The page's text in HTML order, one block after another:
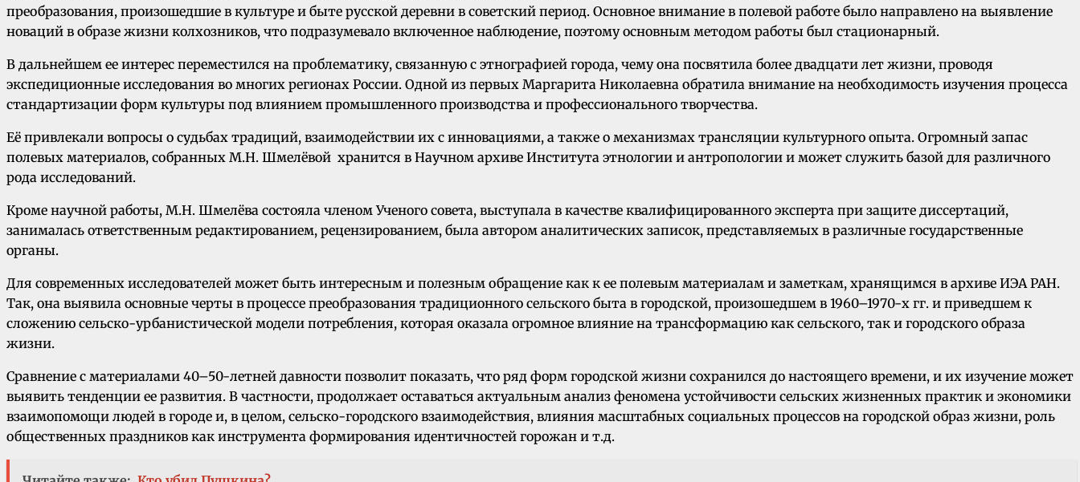
преобразования, произошедшие в культуре и быте русской деревни в советский период. Основное внимание в полевой работе было направлено на выявление
новаций в образе жизни колхозников, что подразумевало включенное наблюдение, поэтому основным методом работы был стационарный.
В дальнейшем ее интерес переместился на проблематику, связанную с этнографией города, чему она посвятила более двадцати лет жизни, проводя
экспедиционные исследования во многих регионах России. Одной из первых Маргарита Николаевна обратила внимание на необходимость изучения процесса
стандартизации форм культуры под влиянием промышленного производства и профессионального творчества.
Её привлекали вопросы о судьбах традиций, взаимодействии их с инновациями, а также о механизмах трансляции культурного опыта. Огромный запас
полевых материалов, собранных М.Н. Шмелёвой хранится в Научном архиве Института этнологии и антропологии и может служить базой для различного
рода исследований.
Кроме научной работы, М.Н. Шмелёва состояла членом Ученого совета, выступала в качестве квалифицированного эксперта при защите диссертаций,
занималась ответственным редактированием, рецензированием, была автором аналитических записок, представляемых в различные государственные
органы.
Для современных исследователей может быть интересным и полезным обращение как к ее полевым материалам и заметкам, хранящимся в архиве ИЭА РАН.
Так, она выявила основные черты в процессе преобразования традиционного сельского быта в городской, произошедшем в 1960–1970-х гг. и приведшем к
сложению сельско-урбанистической модели потребления, которая оказала огромное влияние на трансформацию как сельского, так и городского образа
жизни.
Сравнение с материалами 40–50-летней давности позволит показать, что ряд форм городской жизни сохранился до настоящего времени, и их изучение может
выявить тенденции ее развития. В частности, продолжает оставаться актуальным анализ феномена устойчивости сельских жизненных практик и экономики
взаимопомощи людей в городе и, в целом, сельско-городского взаимодействия, влияния масштабных социальных процессов на городской образ жизни, роль
общественных праздников как инструмента формирования идентичностей горожан и т.д.